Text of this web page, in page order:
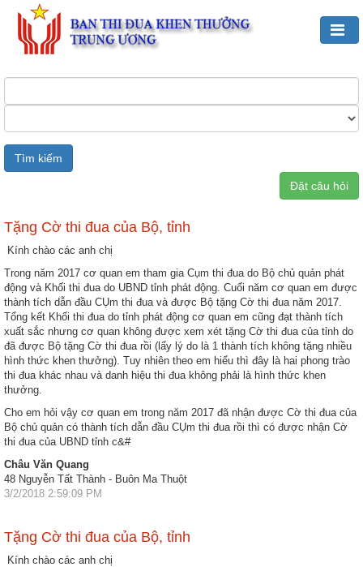
Đảng,
với
TĐKT
chung
Hoạt
động
của
Ban
TĐKT
Trung
ương
Hướng
dẫn
thủ
Hình
thưởng
Đặt câu hỏi
Tặng Cờ thi đua của Bộ, tỉnh
Kính chào các anh chị
Trong năm 2017 cơ quan em tham gia Cụm thi đua do Bộ chủ quản phát
động và Khối thi đua do UBND tỉnh phát động. Cuối năm cơ quan em được
thành tích dẫn đầu CỤm thi đua và được Bộ tặng Cờ thi đua năm 2017.
Tổng kết Khối thi đua do tỉnh phát động cơ quan em cũng đạt thành tích
xuất sắc nhưng cơ quan không được xem xét tặng Cờ thi đua của tỉnh do
đã được Bộ tặng Cờ thi đua rồi (lấy lý do là 1 thành tích không tặng nhiều
hình thức khen thưởng). Tuy nhiên theo em hiểu thì đây là hai phong trào
thi đua khác nhau và danh hiệu thi đua không phải là hình thức khen
thưởng.
Cho em hỏi vậy cơ quan em trong năm 2017 đã nhận được Cờ thi đua của
Bộ chủ quản có thành tích dẫn đầu CỤm thi đua rồi thì có được nhận Cờ
thi đua của UBND tỉnh c&#
Châu Văn Quang
48 Nguyễn Tất Thành - Buôn Ma Thuột
3/2/2018 2:59:09 PM
Tặng Cờ thi đua của Bộ, tỉnh
Kính chào các anh chị